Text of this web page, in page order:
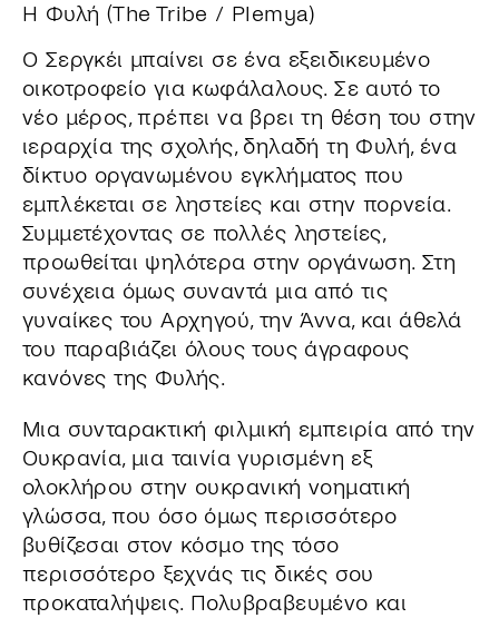
Η Φυλή (The Tribe / Plemya)
Ο Σεργκέι μπαίνει σε ένα εξειδικευμένο
οικοτροφείο για κωφάλαλους. Σε αυτό το
νέο μέρος, πρέπει να βρει τη θέση του στην
ιεραρχία της σχολής, δηλαδή τη Φυλή, ένα
δίκτυο οργανωμένου εγκλήματος που
εμπλέκεται σε ληστείες και στην πορνεία.
Συμμετέχοντας σε πολλές ληστείες,
προωθείται ψηλότερα στην οργάνωση. Στη
συνέχεια όμως συναντά μια από τις
γυναίκες του Αρχηγού, την Άννα, και άθελά
του παραβιάζει όλους τους άγραφους
κανόνες της Φυλής.
Μια συνταρακτική φιλμική εμπειρία από την
Ουκρανία, μια ταινία γυρισμένη εξ
ολοκλήρου στην ουκρανική νοηματική
γλώσσα, που όσο όμως περισσότερο
βυθίζεσαι στον κόσμο της τόσο
περισσότερο ξεχνάς τις δικές σου
προκαταλήψεις. Πολυβραβευμένο και